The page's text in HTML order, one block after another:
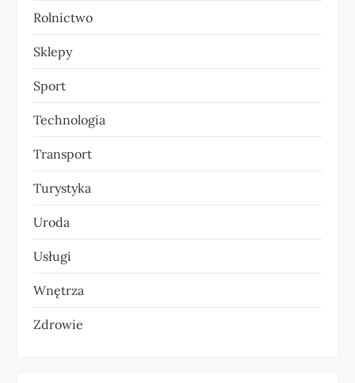
Rolnictwo
Sklepy
Sport
Technologia
Transport
Turystyka
Uroda
Usługi
Wnętrza
Zdrowie